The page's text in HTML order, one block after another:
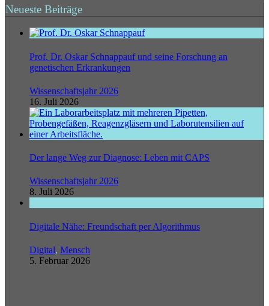
Neueste Beiträge
Prof. Dr. Oskar Schnappauf und seine Forschung an
genetischen Erkrankungen
Wissenschaftsjahr 2026
16. Juli 2026
Der lange Weg zur Diagnose: Leben mit CAPS
Wissenschaftsjahr 2026
8. Juli 2026
Digitale Nähe: Freundschaft per Algorithmus
Digital, Mensch
5. Februar 2026